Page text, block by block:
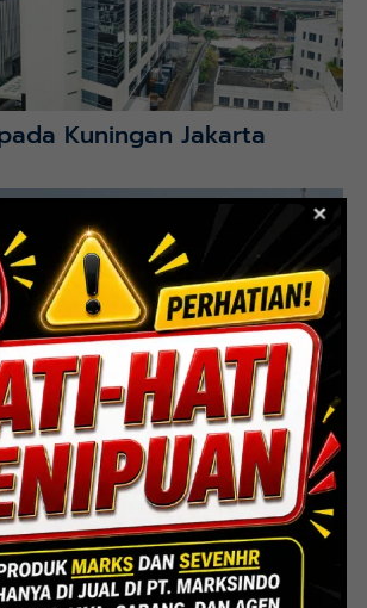
Kuningan Jakarta
Stadium (FIBA)
Senayan
Proyek